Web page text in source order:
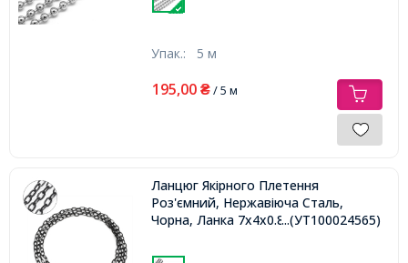
Упак.: 5 м
195,00 ₴/ 5 м
Ланцюг Якірного Плетення
Роз'ємний, Нержавіюча Сталь,
Чорна, Ланка 7х4х0.8 мм,...(УТ100024565)